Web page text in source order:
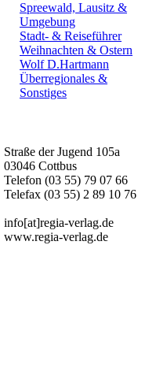
Spreewald, Lausitz &
Umgebung
Stadt- & Reiseführer
Weihnachten & Ostern
Wolf D.Hartmann
Überregionales &
Sonstiges
Straße der Jugend 105a
03046 Cottbus
Telefon (03 55) 79 07 66
Telefax (03 55) 2 89 10 76
info[at]regia-verlag.de
www.regia-verlag.de